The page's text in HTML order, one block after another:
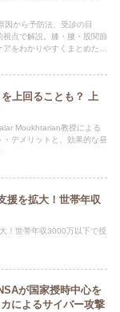
因から予防法、受診の目
点で解説。膝・腰・股関節
をわかりやすくまとめたガ
上回ることも？ 上
Moukhtarian教授による
デメリットと、効果的な昼
援を拡大！世帯年収
！世帯年収3000万以下で授
が国家授時中心を
によるサイバー攻撃